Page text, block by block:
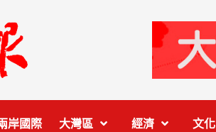
岸國際 大灣區 經濟 文化